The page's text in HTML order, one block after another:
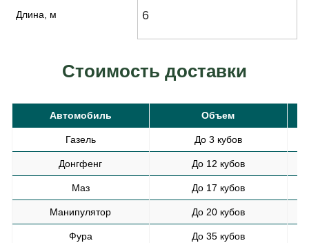
Длина, м 6
Стоимость доставки
Автомобиль Объем
Газель До 3 кубов
Донгфенг До 12 кубов
Маз До 17 кубов
Манипулятор До 20 кубов
Фура До 35 кубов